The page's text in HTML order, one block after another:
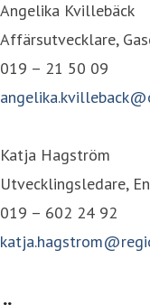
Angelika Kvillebäck
Affärsutvecklare,
019 – 21 50 09
Katja Hagström
Utvecklingsledare,
019 – 602 24 92